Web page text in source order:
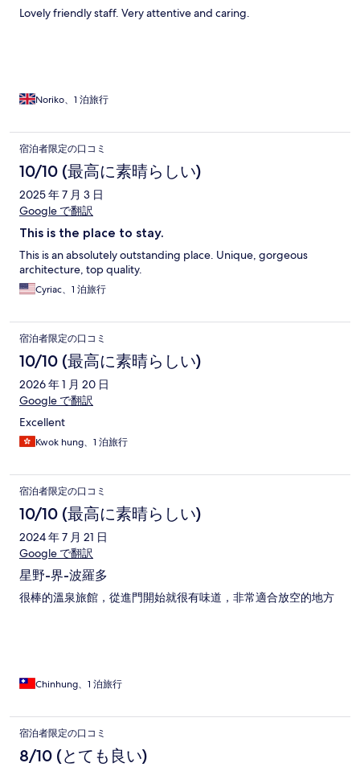
Lovely friendly staff. Very attentive and caring.
Noriko、1 泊旅行
宿泊者限定の口コミ
10/10 (最高に素晴らしい)
2025 年 7 月 3 日
Google で翻訳
This is the place to stay.
This is an absolutely outstanding place. Unique, gorgeous
architecture, top quality.
Cyriac、1 泊旅行
宿泊者限定の口コミ
10/10 (最高に素晴らしい)
2026 年 1 月 20 日
Google で翻訳
Excellent
Kwok hung、1 泊旅行
宿泊者限定の口コミ
10/10 (最高に素晴らしい)
2024 年 7 月 21 日
Google で翻訳
星野-界-波羅多
很棒的溫泉旅館，從進門開始就很有味道，非常適合放空的地方
Chinhung、1 泊旅行
宿泊者限定の口コミ
8/10 (とても良い)